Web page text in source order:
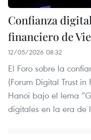
Confianza
financiero de
12/05/2026 08:32
El Foro sobre la
(Forum Digital Trust
Hanoi bajo el lema
digitales en la era de